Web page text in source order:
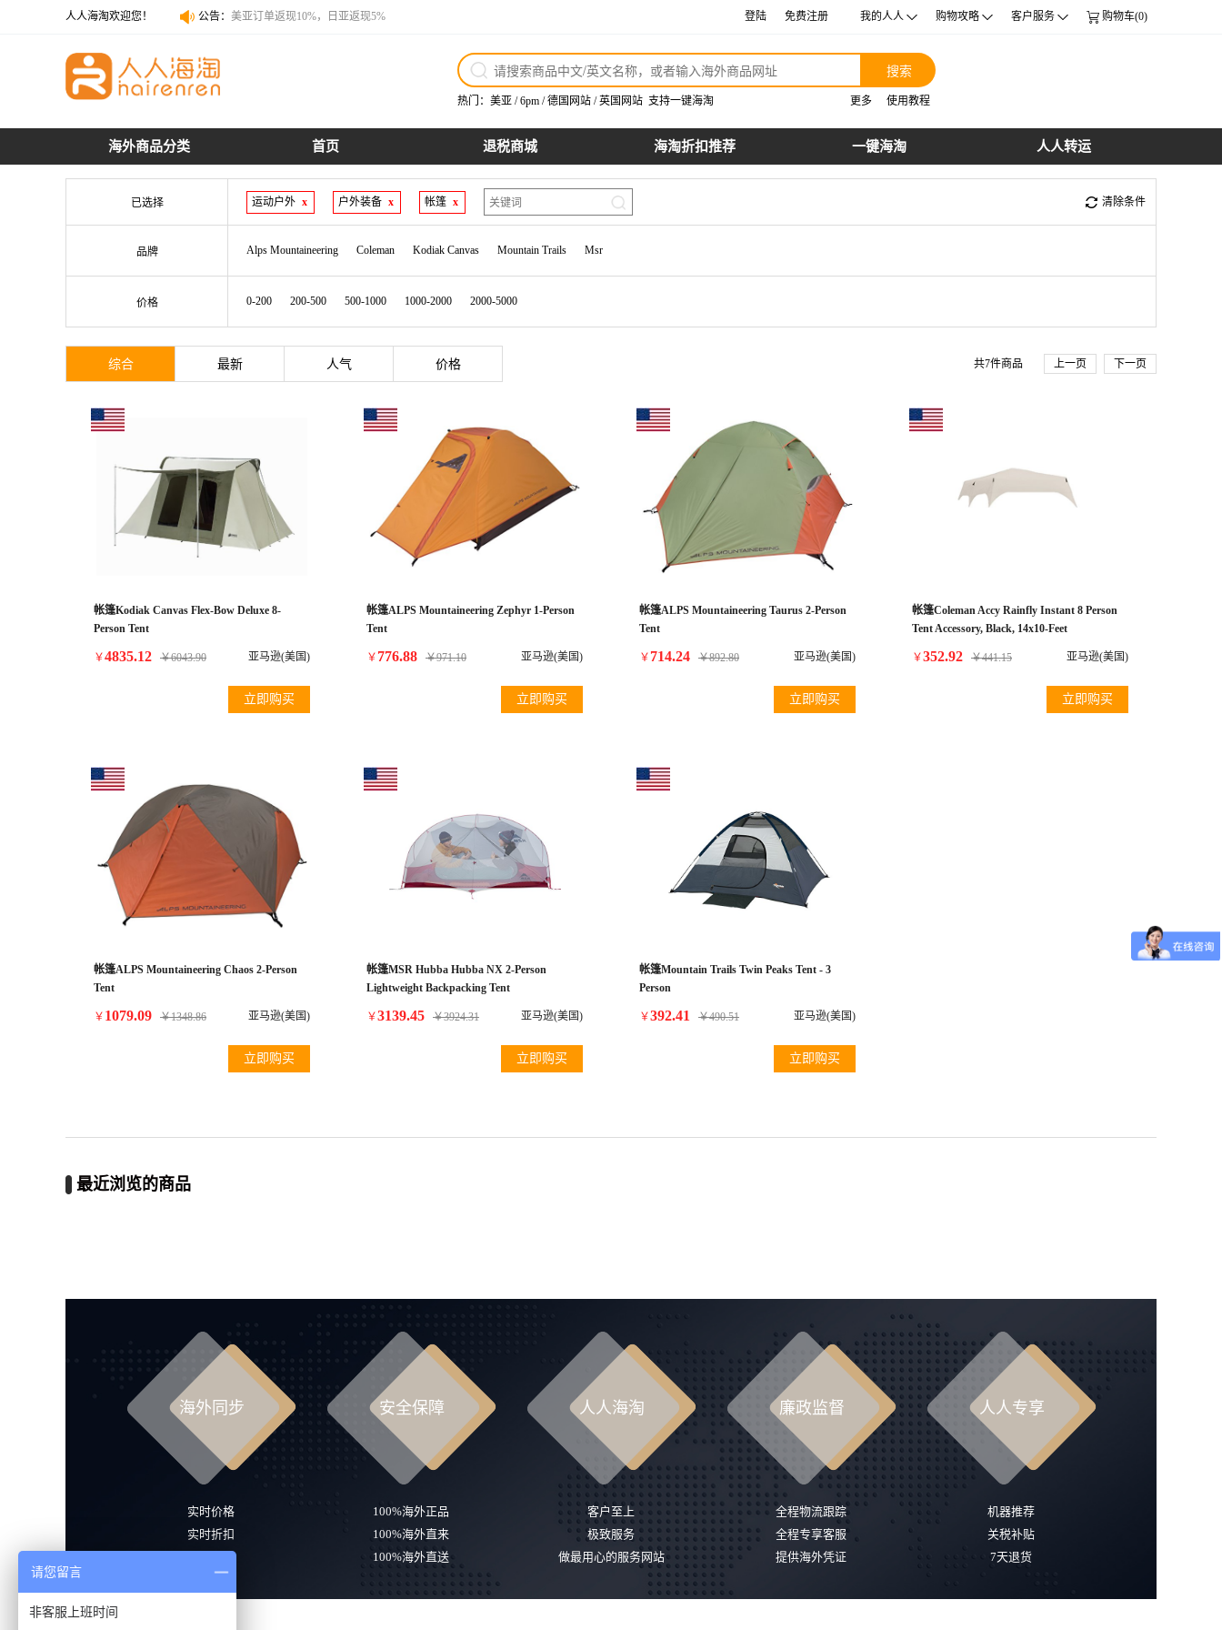
人人海淘欢迎您！ 公告： 美亚订单返现10%，日亚返现5%
登陆 免费注册 我的人人 购物攻略 客户服务 购物车(0)
搜索
热门： 美亚 /6pm /德国网站 /英国网站 支持一键海淘 更多 使用教程
海外商品分类 首页 退税商城 海淘折扣推荐 一键海淘 人人转运
已选择 运动户外 x 户外装备 x 帐篷 x 清除条件
品牌 Alps Mountaineering Coleman Kodiak Canvas Mountain Trails Msr
价格 0-200 200-500 500-1000 1000-2000 2000-5000
综合 最新 人气 价格 共7件商品 上一页 下一页
帐篷Kodiak Canvas Flex-Bow Deluxe 8-
Person Tent
￥4835.12 ￥6043.90 亚马逊(美国)
立即购买
帐篷ALPS Mountaineering Zephyr 1-Person
Tent
￥ 776.88 ￥971.10 亚马逊(美国)
立即购买
帐篷ALPS Mountaineering Taurus 2-Person
Tent
￥ 714.24 ￥892.80 亚马逊(美国)
立即购买
帐篷Coleman Accy Rainfly Instant 8 Person
Tent Accessory, Black, 14x10-Feet
￥352.92 ￥441.15 亚马逊(美国)
立即购买
帐篷ALPS Mountaineering Chaos 2-Person
Tent
￥ 1079.09 ￥1348.86 亚马逊(美国)
立即购买
帐篷MSR Hubba Hubba NX 2-Person
Lightweight Backpacking Tent
￥3139.45 ￥3924.31 亚马逊(美国)
立即购买
帐篷Mountain Trails Twin Peaks Tent - 3
Person
￥392.41 ￥490.51 亚马逊(美国)
立即购买
最近浏览的商品
海外同步
实时价格
实时折扣
安全保障
100%海外正品
100%海外直来
100%海外直送
人人海淘
客户至上
极致服务
做最用心的服务网站
廉政监督
全程物流跟踪
全程专享客服
提供海外凭证
人人专享
机器推荐
关税补贴
7天退货
请您留言
非客服上班时间